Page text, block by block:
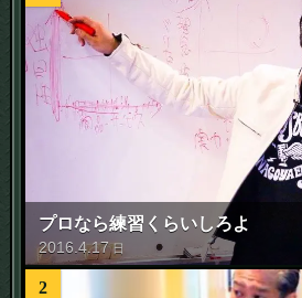
プロなら練習くらいしろよ
2016.4.17 日
2